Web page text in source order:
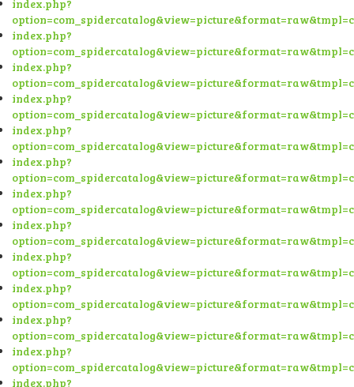
index.php?
index.php?
index.php?
index.php?
index.php?
index.php?
index.php?
index.php?
index.php?
index.php?
index.php?
index.php?
index.php?